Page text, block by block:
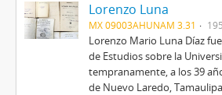
Lorenzo Luna
MX 09003AHUNAM 3.31
Lorenzo Mario Luna Díaz
de Estudios sobre la
tempranamente, a los 39
de Nuevo Laredo,